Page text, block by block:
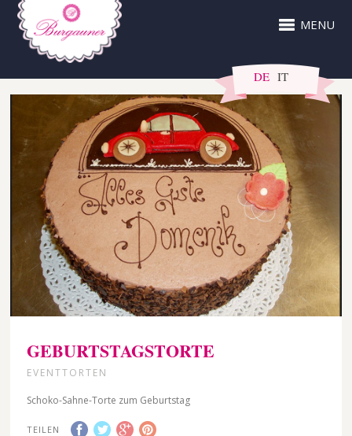
MENU
DE IT
GEBURTSTAGSTORTE
EVENTTORTEN
Schoko-Sahne-Torte zum Geburtstag
TEILEN